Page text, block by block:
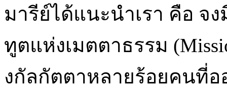
มารีย์ได้แนะนำเรา คือ จ
ทูตแห่งเมตตาธรรม
งกัลกัตตาหลายร้อยคนที่อ